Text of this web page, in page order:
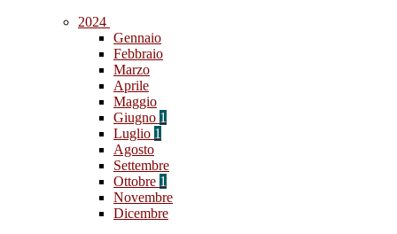
2024
Gennaio
Febbraio
Marzo
Aprile
Maggio
Giugno 1
Luglio 1
Agosto
Settembre
Ottobre 1
Novembre
Dicembre